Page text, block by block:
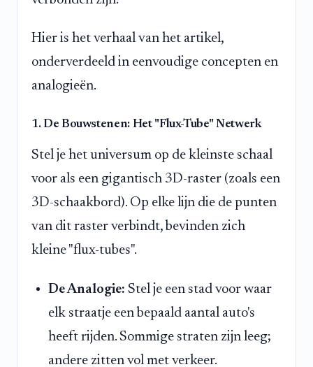
Hier is het verhaal van het artikel,
onderverdeeld in eenvoudige concepten en
analogieën.
1. De Bouwstenen: Het "Flux-Tube" Netwerk
Stel je het universum op de kleinste schaal
voor als een gigantisch 3D-raster (zoals een
3D-schaakbord). Op elke lijn die de punten
van dit raster verbindt, bevinden zich
kleine "flux-tubes".
De Analogie: Stel je een stad voor waar
elk straatje een bepaald aantal auto's
heeft rijden. Sommige straten zijn leeg;
andere zitten vol met verkeer.